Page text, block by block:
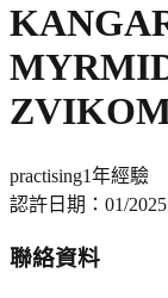
practising1年經驗
認許日期： 01/2025
聯絡資料